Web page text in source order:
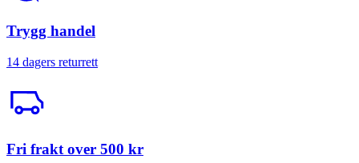
Trygg handel
14 dagers returrett
Fri frakt over 500 kr